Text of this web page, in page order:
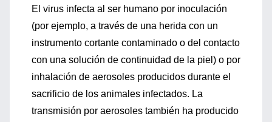
El virus infecta al ser humano por inoculación
(por ejemplo, a través de una herida con un
instrumento cortante contaminado o del contacto
con una solución de continuidad de la piel) o por
inhalación de aerosoles producidos durante el
sacrificio de los animales infectados. La
transmisión por aerosoles también ha producido